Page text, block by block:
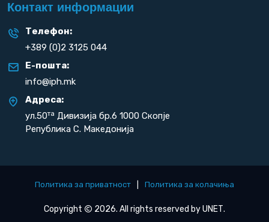
Контакт информации
Телефон:
+389 (0)2 3125 044
Е-пошта:
info@iph.mk
Адреса:
ул.50та Дивизија бр.6 1000 Скопје
Република С. Македонија
Политика за приватност Политика за колачиња
Copyright 2026. All rights reserved byUNET.